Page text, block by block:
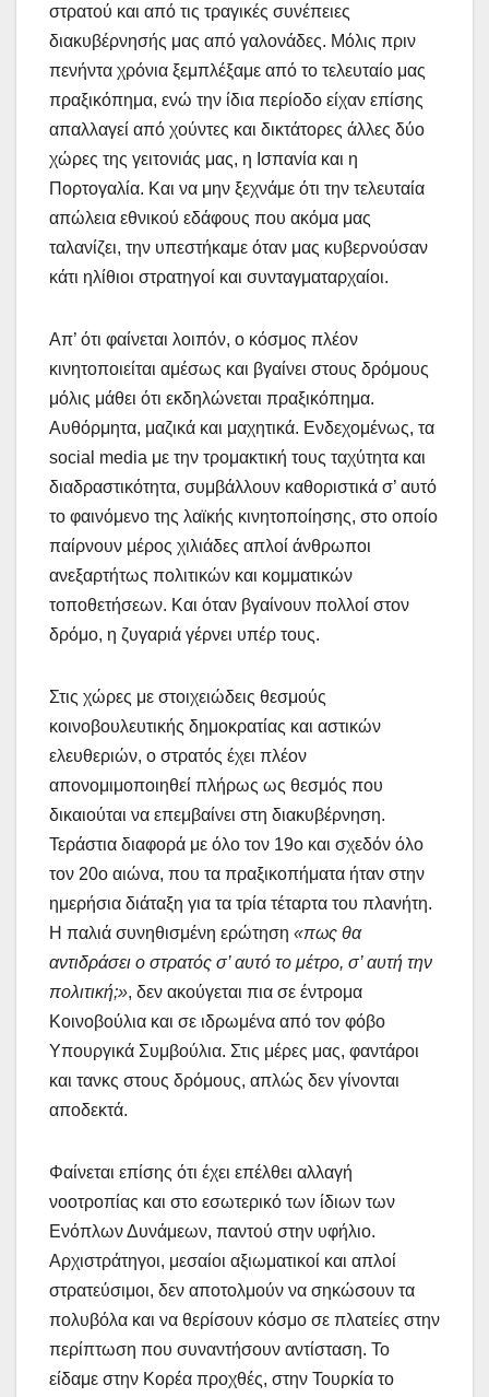
στρατού και από τις τραγικές συνέπειες
διακυβέρνησής μας από γαλονάδες. Μόλις πριν
πενήντα χρόνια ξεμπλέξαμε από το τελευταίο μας
πραξικόπημα, ενώ την ίδια περίοδο είχαν επίσης
απαλλαγεί από χούντες και δικτάτορες άλλες δύο
χώρες της γειτονιάς μας, η Ισπανία και η
Πορτογαλία. Και να μην ξεχνάμε ότι την τελευταία
απώλεια εθνικού εδάφους που ακόμα μας
ταλανίζει, την υπεστήκαμε όταν μας κυβερνούσαν
κάτι ηλίθιοι στρατηγοί και συνταγματαρχαίοι.
Απ’ ότι φαίνεται λοιπόν, ο κόσμος πλέον
κινητοποιείται αμέσως και βγαίνει στους δρόμους
μόλις μάθει ότι εκδηλώνεται πραξικόπημα.
Αυθόρμητα, μαζικά και μαχητικά. Ενδεχομένως, τα
social media με την τρομακτική τους ταχύτητα και
διαδραστικότητα, συμβάλλουν καθοριστικά σ’ αυτό
το φαινόμενο της λαϊκής κινητοποίησης, στο οποίο
παίρνουν μέρος χιλιάδες απλοί άνθρωποι
ανεξαρτήτως πολιτικών και κομματικών
τοποθετήσεων. Και όταν βγαίνουν πολλοί στον
δρόμο, η ζυγαριά γέρνει υπέρ τους.
Στις χώρες με στοιχειώδεις θεσμούς
κοινοβουλευτικής δημοκρατίας και αστικών
ελευθεριών, ο στρατός έχει πλέον
απονομιμοποιηθεί πλήρως ως θεσμός που
δικαιούται να επεμβαίνει στη διακυβέρνηση.
Τεράστια διαφορά με όλο τον 19ο και σχεδόν όλο
τον 20ο αιώνα, που τα πραξικοπήματα ήταν στην
ημερήσια διάταξη για τα τρία τέταρτα του πλανήτη.
Η παλιά συνηθισμένη ερώτηση «πως θα
αντιδράσει ο στρατός σ’ αυτό το μέτρο, σ’ αυτή την
πολιτική;», δεν ακούγεται πια σε έντρομα
Κοινοβούλια και σε ιδρωμένα από τον φόβο
Υπουργικά Συμβούλια. Στις μέρες μας, φαντάροι
και τανκς στους δρόμους, απλώς δεν γίνονται
αποδεκτά.
Φαίνεται επίσης ότι έχει επέλθει αλλαγή
νοοτροπίας και στο εσωτερικό των ίδιων των
Ενόπλων Δυνάμεων, παντού στην υφήλιο.
Αρχιστράτηγοι, μεσαίοι αξιωματικοί και απλοί
στρατεύσιμοι, δεν αποτολμούν να σηκώσουν τα
πολυβόλα και να θερίσουν κόσμο σε πλατείες στην
περίπτωση που συναντήσουν αντίσταση. Το
είδαμε στην Κορέα προχθές, στην Τουρκία το